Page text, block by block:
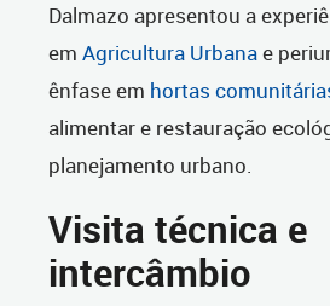
Dalmazo apresentou a
em Agricultura Urbanae
ênfase em hortas
alimentar e restauração
planejamento urbano.
Visita técnica e
intercâmbio